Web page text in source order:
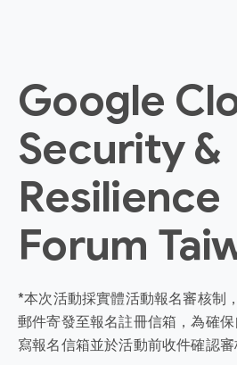
Google
Security &
Resilience
Forum
*本次活動採實體活動報名審核制
郵件寄發至報名註冊信箱，為確
寫報名信箱並於活動前收件確認審